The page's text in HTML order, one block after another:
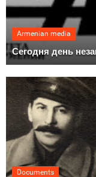
Armenian media
Сегодня день
Documents